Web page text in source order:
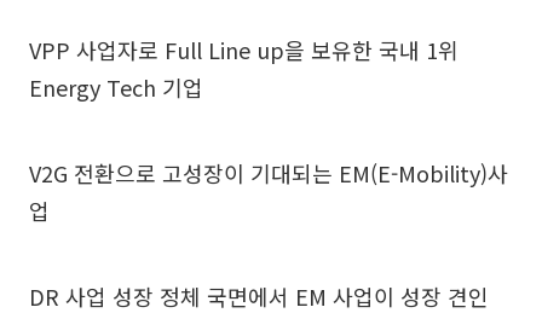
VPP 사업자로 Full Line up을 보유한 국내 1위
Energy Tech 기업
V2G 전환으로 고성장이 기대되는 EM(E-Mobility)사
업
DR 사업 성장 정체 국면에서 EM 사업이 성장 견인